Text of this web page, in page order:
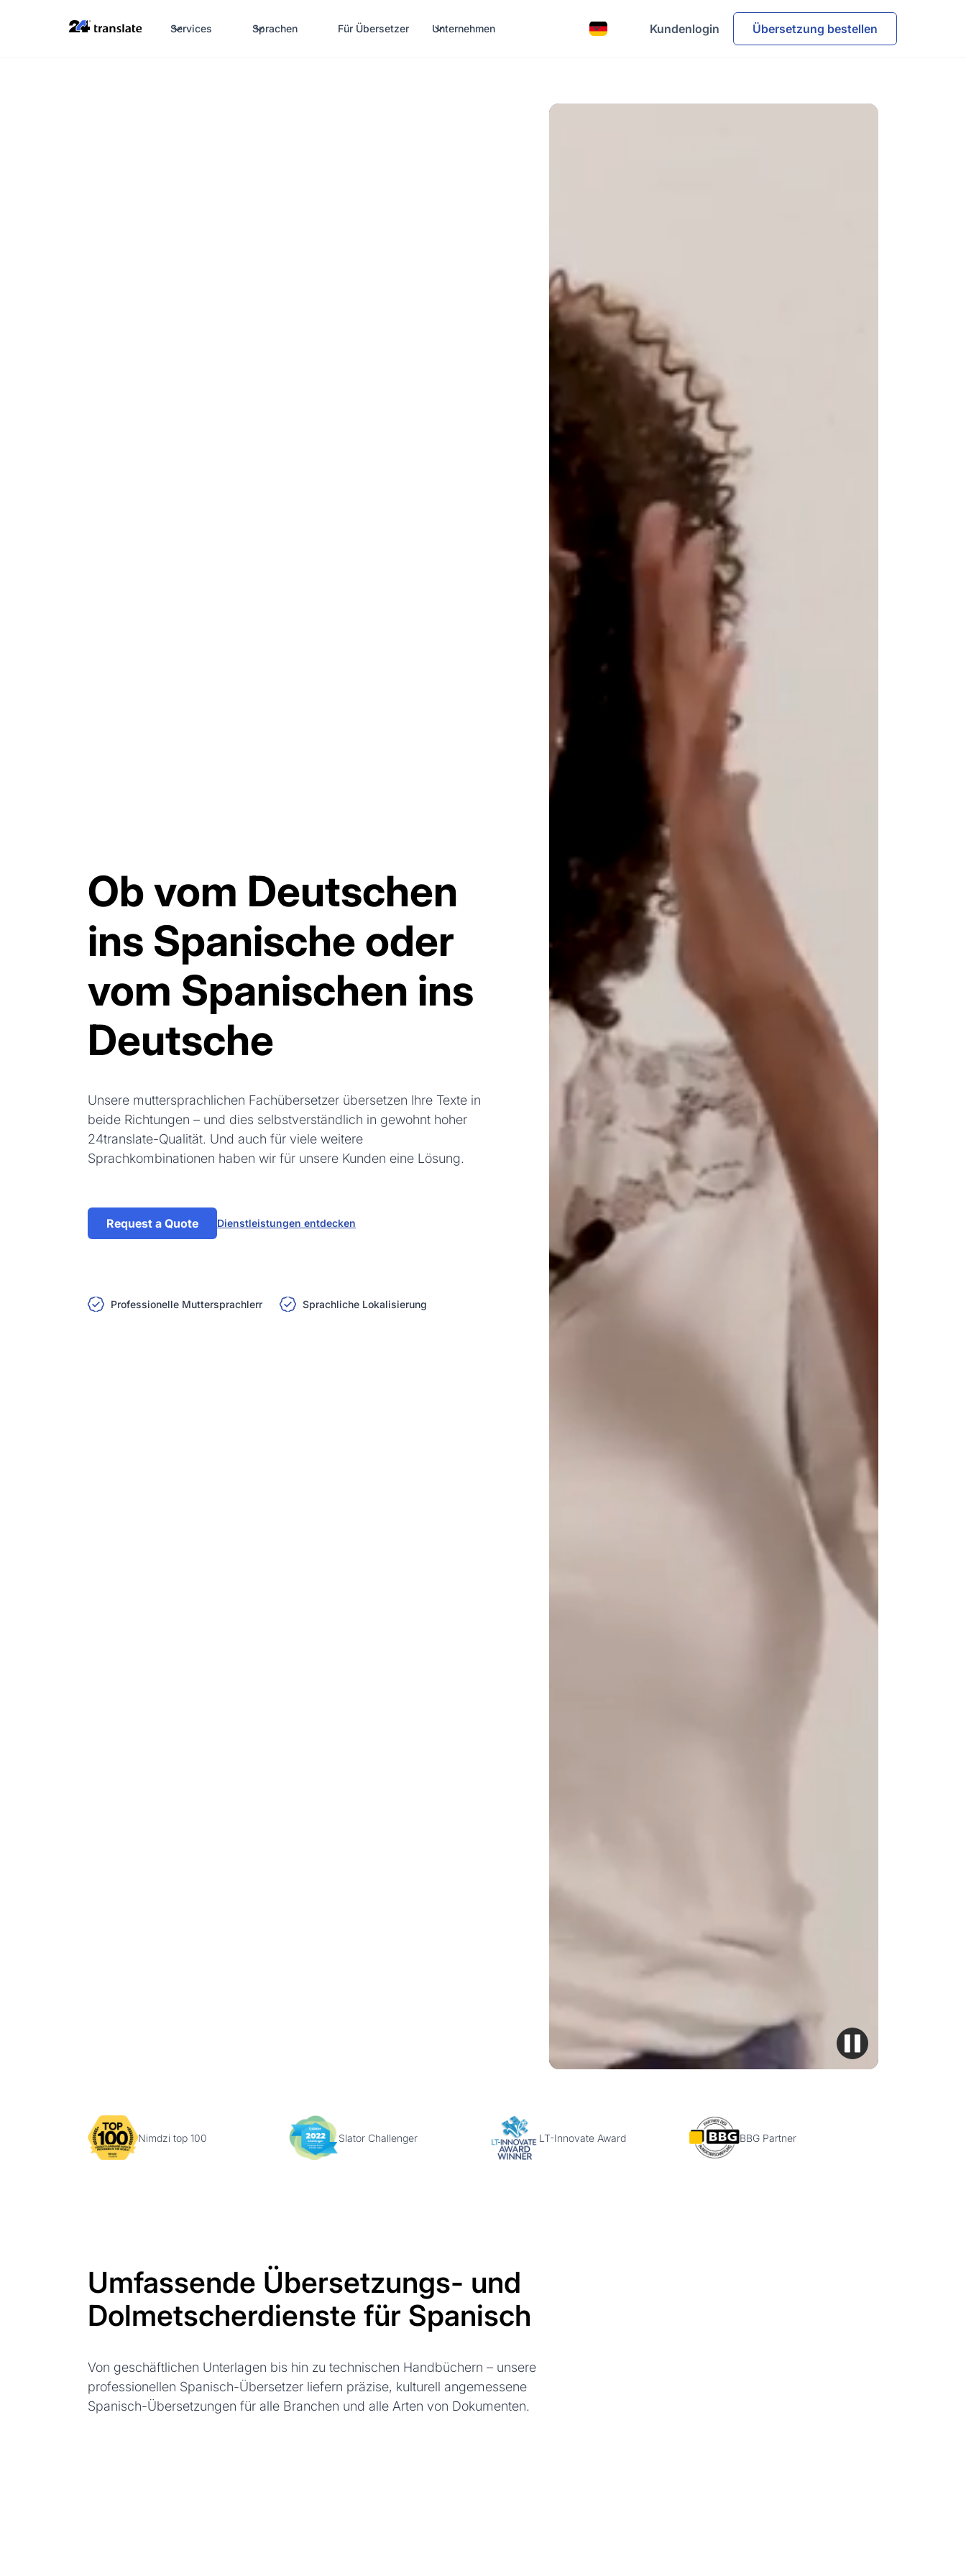
Services Sprachen Für Übersetzer Unternehmen Kundenlogin Übersetzung bestellen
Ob vom Deutschen
ins Spanische oder
vom Spanischen ins
Deutsche
Unsere muttersprachlichen Fachübersetzer übersetzen Ihre Texte in
beide Richtungen – und dies selbstverständlich in gewohnt hoher
24translate-Qualität. Und auch für viele weitere
Sprachkombinationen haben wir für unsere Kunden eine Lösung.
Request a Quote Dienstleistungen entdecken
Professionelle Muttersprachlerr Sprachliche Lokalisierung
Nimdzi top 100 Slator Challenger LT-Innovate Award BBG Partner
Umfassende Übersetzungs- und
Dolmetscherdienste für Spanisch
Von geschäftlichen Unterlagen bis hin zu technischen Handbüchern – unsere
professionellen Spanisch-Übersetzer liefern präzise, kulturell angemessene
Spanisch-Übersetzungen für alle Branchen und alle Arten von Dokumenten.